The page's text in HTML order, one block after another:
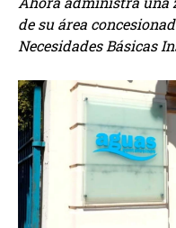
de su área
Necesidades Básicas